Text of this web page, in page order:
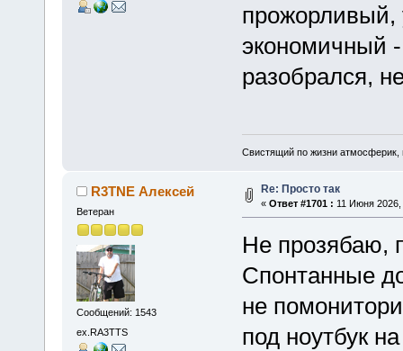
прожорливый,
экономичный
разобрался,
Свистящий по жизни
R3TNE Алексей
Ветеран
Сообщений: 1543
ex.RA3TTS
Re: Просто так
« Ответ #1701 : 11 Июня 2026,
Не прозябаю,
Спонтанные
не
под ноутбук